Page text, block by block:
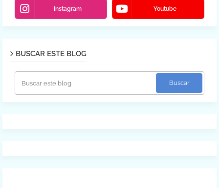
Instagram Youtube
BUSCAR ESTE BLOG